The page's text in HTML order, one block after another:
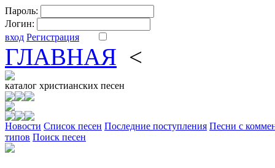
Пароль:
Логин:
вход Регистрация
ГЛАВНАЯ <
каталог христианских песен
Новости Cписок песен Последние поступления Песни с
типов Поиск песен